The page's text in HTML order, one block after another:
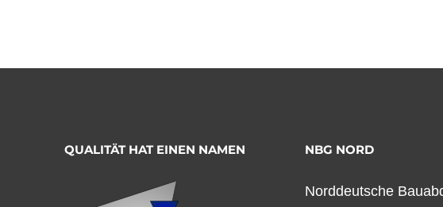
QUALITÄT HAT EINEN NAMEN NBG NORD
Norddeutsche